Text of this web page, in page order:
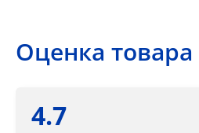
Оценка
4.7